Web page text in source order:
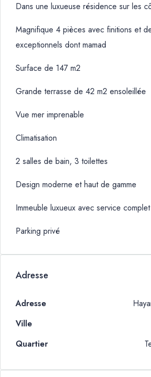
Dans une luxueuse résidence sur les
Magnifique 4 pièces avec finitions et
exceptionnels dont mamad
Surface de 147 m2
Grande terrasse de 42 m2 ensoleillée
Vue mer imprenable
Climatisation
2 salles de bain, 3 toilettes
Design moderne et haut de gamme
Immeuble luxueux avec service
Parking privé
Adresse
Adresse
Ville
Quartier